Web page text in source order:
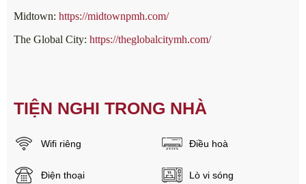
Midtown: https://midtownpmh.com/
The Global City: https://theglobalcitymh.com/
TIỆN NGHI TRONG NHÀ
Wifi riêng Điều hoà
Điện thoại Lò vi sóng